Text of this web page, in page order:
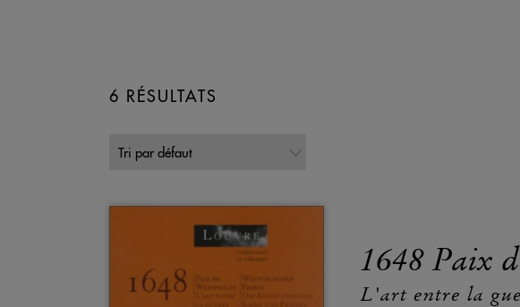
6 RÉSULTATS
1648 Paix
L'art entre la